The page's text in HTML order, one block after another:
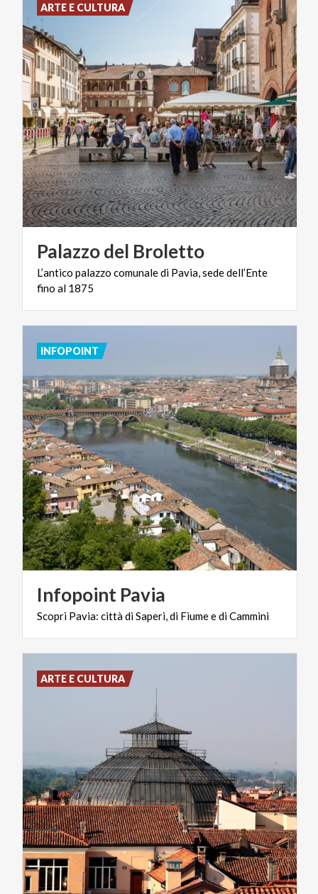
Palazzodel Broletto
L’antico palazzo comunaledi Pavia,sededell’Ente
fino al 1875
ARTE E CULTURA
Infopoint Pavia
Scopri Pavia: cittàdiSaperi,di FiumeediCammini
INFOPOINT
ARTE E CULTURA